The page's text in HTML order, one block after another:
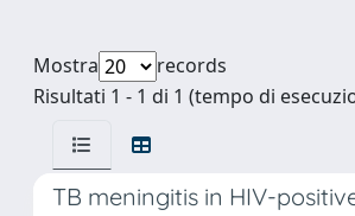
Mostra
records
Risultati 1 - 1 di 1 (tempo di
TB meningitis in HIV-